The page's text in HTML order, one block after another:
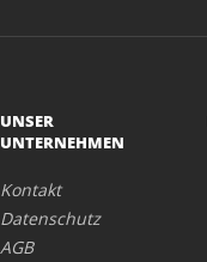
UNSER
UNTERNEHMEN
Kontakt
Datenschutz
AGB